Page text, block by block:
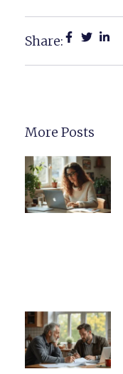
Share:
More Posts